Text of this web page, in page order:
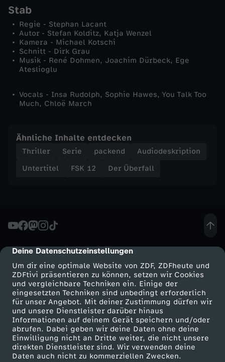
cmp-dialog-description
Deine Datenschutzeinstellungen
Um dir eine optimale Website von ZDF, ZDFheute und
ZDFtivi präsentieren zu können, setzen wir Cookies
und vergleichbare Techniken ein. Einige der
eingesetzten Techniken sind unbedingt erforderlich
für unser Angebot. Mit deiner Zustimmung dürfen wir
und unsere Dienstleister darüber hinaus
Informationen auf deinem Gerät speichern und/oder
abrufen. Dabei geben wir deine Daten ohne deine
Einwilligung nicht an Dritte weiter, die nicht unsere
direkten Dienstleister sind. Wir verwenden deine
Daten auch nicht zu kommerziellen Zwecken.
L
e
b
n
u
n
o
d
Stab
Regie - Stephan Lacant
Autor - Stefan Kolditz, Katja Wenzel
Kamera - Michael Kotschi
Schnitt - Dirk Grau
Musik - René Dohmen, Joachim Dürbeck, Ege
Ateslioglu
Vocals - Insa Rudolph, Sophie Hawes, You Talk Too
Much, Chloë March
Ähnliche Inhalte entdecken
Thriller Serie packend
Audiodeskription
Untertitel
FSK 12 Der Überfall
Mehr ZDF
ZDF-Apps
Smart TV
ZDFtext
Service
ZDFmitreden
Kontakt zum ZDF
Tickets